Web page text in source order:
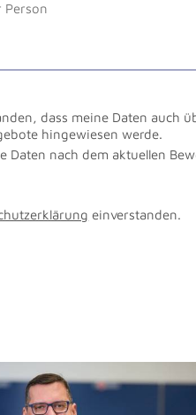
dass meine Daten auch
hingewiesen werde.
Daten nach dem aktuellen
einverstanden.